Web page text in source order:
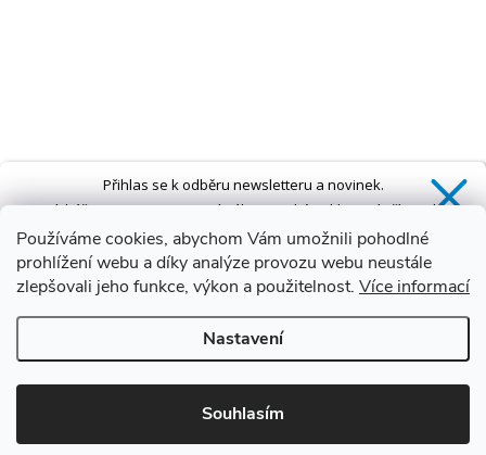
Používáme cookies, abychom Vám umožnili pohodlné
prohlížení webu a díky analýze provozu webu neustále
zlepšovali jeho funkce, výkon a použitelnost. Více informací
Nastavení
Souhlasím
Přihlas se k odběru newsletteru a novinek.
ZískášSLEVU 5 %na první nákup a také exkluzivní přístup k
novinkám, slevám a dalším speciálním nabídkám.*
Ano, chci se přihlásit
Zásady zpracování osobních údajů
*Sleva neplatí na vany s dvířky AVO a VOVO